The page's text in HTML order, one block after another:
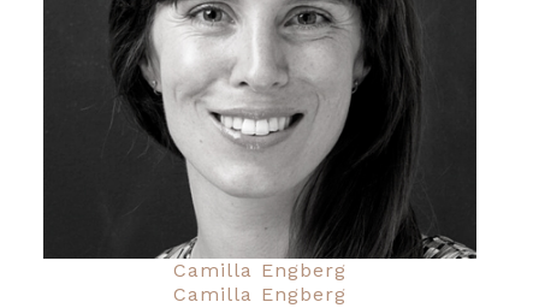
Camilla Engberg
Camilla Engberg